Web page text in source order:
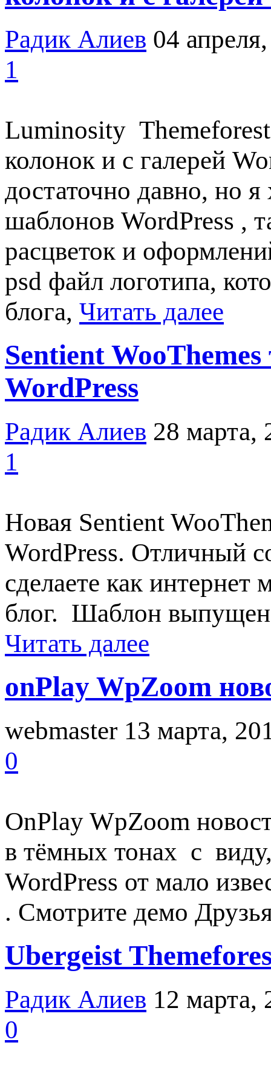
Радик Алиев 04
1
Luminosity
колонок и с галерей
достаточно давно, но
шаблонов WordPress ,
расцветок и
psd файл логотипа,
блога, Читать далее
Sentient
WordPress
Радик Алиев 28 марта,
1
Новая Sentient
WordPress. Отличный
сделаете как
блог. Шаблон выпущен
Читать далее
onPlay WpZoom
webmaster 13 марта,
0
OnPlay WpZoom
в тёмных тонах с
WordPress от мало
. Смотрите демо
Ubergeist
Радик Алиев 12 марта,
0